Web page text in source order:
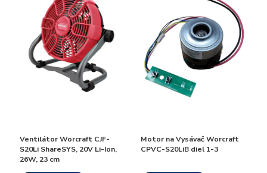
Ventilátor Worcraft CJF-
S20Li ShareSYS, 20V Li-Ion,
26W, 23 cm
Motor na Vysávač Worcraft
CPVC-S20LiB diel 1-3